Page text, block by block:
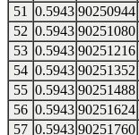
51
0.5943 90250944
52 0.5943 90251080
53 0.5943 90251216
54 0.5943 90251352
55 0.5943 90251488
56 0.5943 90251624
57 0.5943 90251760